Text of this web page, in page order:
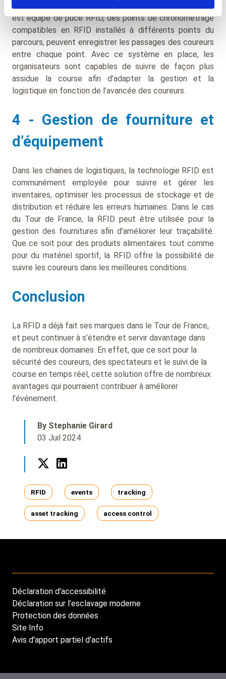
By Stephanie Girard
03 Juil 2024
Tags
RFID events tracking
asset tracking access control
de la gestion du temps intermédiaire. Si chaque coureur
est équipé de puce RFID, des points de chronométrage
compatibles en RFID installés à différents points du
parcours, peuvent enregistrer les passages des coureurs
entre chaque point. Avec ce système en place, les
organisateurs sont capables de suivre de façon plus
assidue la course afin d’adapter la gestion et la
logistique en fonction de l’avancée des coureurs.
4 - Gestion de fourniture et
d’équipement
Dans les chaines de logistiques, la technologie RFID est
communément employée pour suivre et gérer les
inventaires, optimiser les processus de stockage et de
distribution et réduire les erreurs humaines. Dans le cas
du Tour de France, la RFID peut être utilisée pour la
gestion des fournitures afin d’améliorer leur traçabilité.
Que ce soit pour des produits alimentaires tout comme
pour du matériel sportif, la RFID offre la possibilité de
suivre les coureurs dans les meilleures conditions.
Conclusion
La RFID a déjà fait ses marques dans le Tour de France,
et peut continuer à s’étendre et servir davantage dans
de nombreux domaines. En effet, que ce soit pour la
sécurité des coureurs, des spectateurs et le suivi de la
course en temps réel, cette solution offre de nombreux
avantages qui pourraient contribuer à améliorer
l’événement.
Footer
menu
Déclaration d'accessibilité
Déclaration sur l’esclavage moderne
Protection des données
Site Info
Avis d'apport partiel d'actifs